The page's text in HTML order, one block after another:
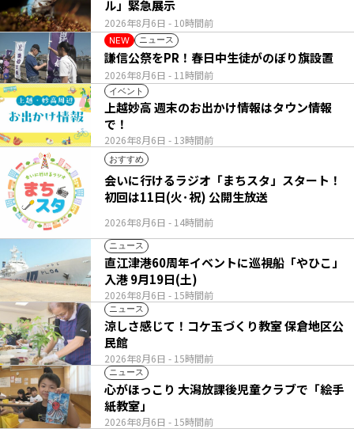
2026年8月6日 - 10時間前
ル」緊急展示
NEW ニュース
2026年8月6日 - 11時間前
謙信公祭をPR！春日中生徒がのぼり旗設置
イベント
2026年8月6日 - 13時間前
上越妙高 週末のお出かけ情報はタウン情報
で！
おすすめ
2026年8月6日 - 14時間前
会いに行けるラジオ「まちスタ」スタート！
初回は11日(火･祝) 公開生放送
ニュース
2026年8月6日 - 15時間前
直江津港60周年イベントに巡視船「やひこ」
入港 9月19日(土)
ニュース
2026年8月6日 - 15時間前
涼しさ感じて！コケ玉づくり教室 保倉地区公
民館
ニュース
2026年8月6日 - 15時間前
心がほっこり 大潟放課後児童クラブで「絵手
紙教室」